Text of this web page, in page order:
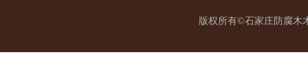
版权所有©石家庄防腐